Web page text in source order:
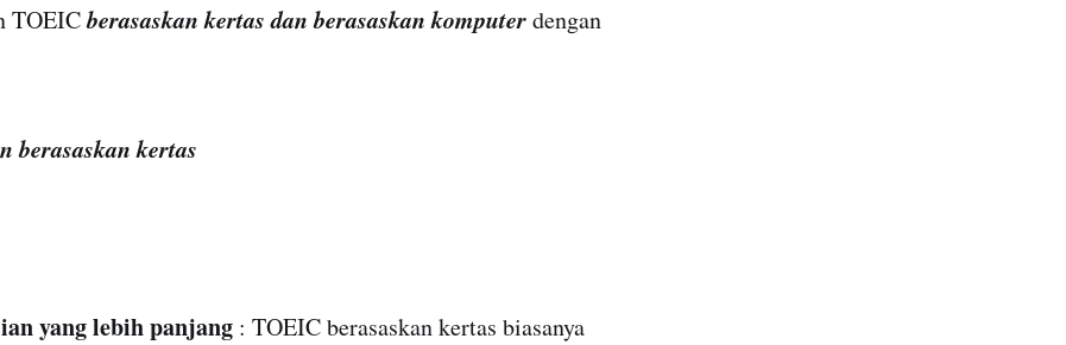
TOEICberasaskan kertas dan berasaskan komputerdengan
berasaskan kertas
yang lebih panjang : TOEIC berasaskan kertas biasanya